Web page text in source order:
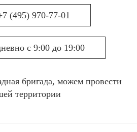
(495) 970-77-01
с 9:00 до 19:00
бригада, можем провести
территории